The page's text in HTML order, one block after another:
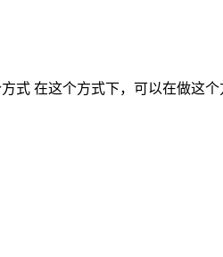
式 在这个方式下，可以在做这